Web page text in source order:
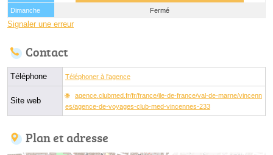
Dimanche
Fermé
Signaler une erreur
Contact
Téléphone Téléphoner à l'agence
Site web
agence.clubmed.fr/fr/france/ile-de-france/val-de-marne/vincenn
es/agence-de-voyages-club-med-vincennes-233
Plan et adresse